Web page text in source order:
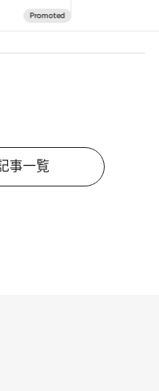
事一覧